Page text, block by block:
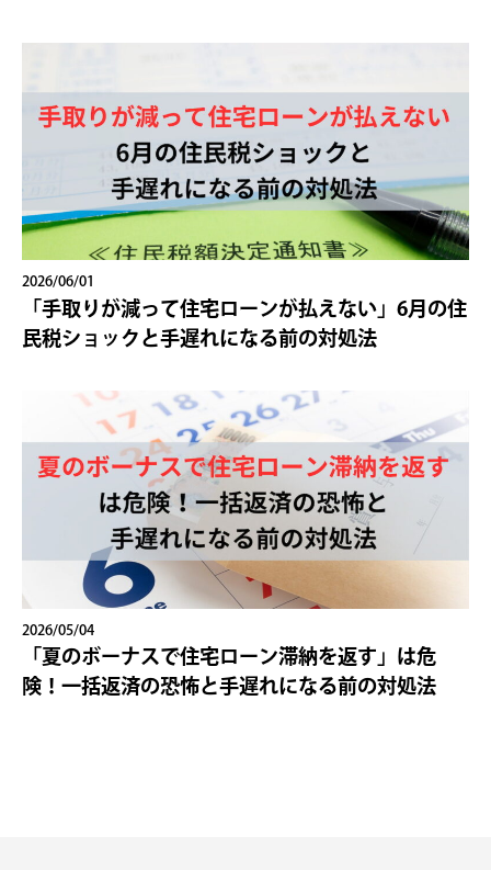
2026/06/01
「手取りが減って住宅ローンが払えない」6月の住
民税ショックと手遅れになる前の対処法
2026/05/04
「夏のボーナスで住宅ローン滞納を返す」は危
険！一括返済の恐怖と手遅れになる前の対処法